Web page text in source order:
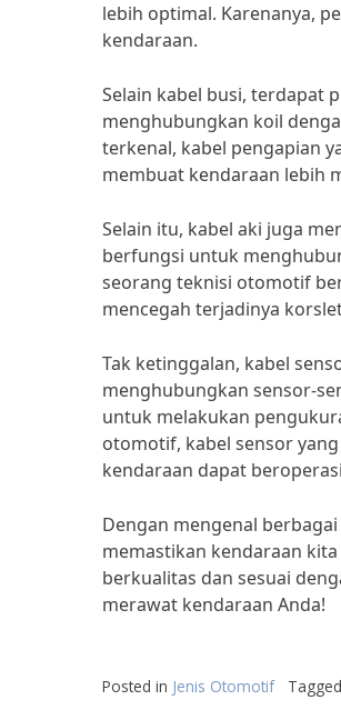
lebih optimal. Karenanya,
kendaraan.
Selain kabel busi, terdapat
menghubungkan koil
terkenal, kabel pengapian
membuat kendaraan lebih
Selain itu, kabel aki juga
berfungsi untuk
seorang teknisi otomotif
mencegah terjadinya
Tak ketinggalan, kabel
menghubungkan sensor-
untuk melakukan
otomotif, kabel sensor
kendaraan dapat
Dengan mengenal
memastikan kendaraan
berkualitas dan sesuai
merawat kendaraan Anda!
Posted in Jenis Otomotif Tagged